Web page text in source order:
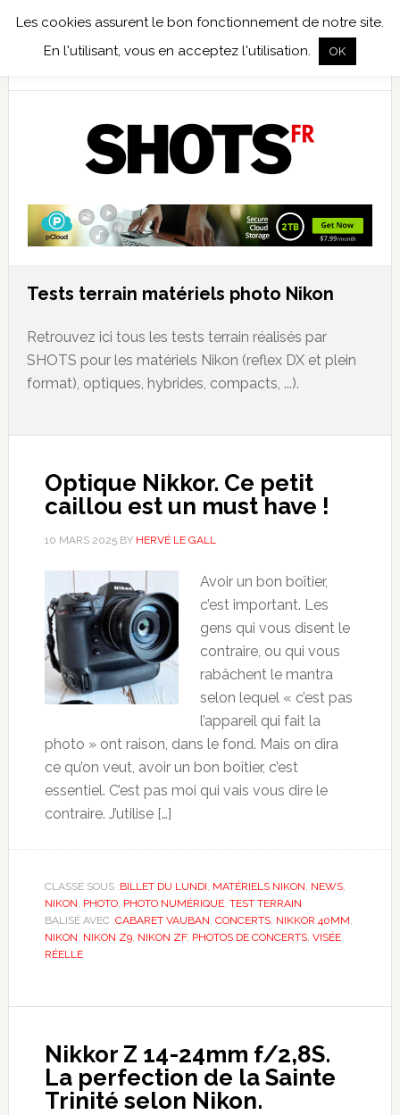
Tests terrain matériels photo Nikon
Retrouvez ici tous les tests terrain réalisés par
SHOTS pour les matériels Nikon (reflex DX et plein
format), optiques, hybrides, compacts, ...).
Optique Nikkor. Ce petit
caillou est un must have !
10 MARS 2025BY HERVÉ LE GALL
Avoir un bon boîtier,
c’est important. Les
gens qui vous disent le
contraire, ou qui vous
rabâchent le mantra
selon lequel « c’est pas
l’appareil qui fait la
photo » ont raison, dans le fond. Mais on dira
ce qu’on veut, avoir un bon boîtier, c’est
essentiel. C’est pas moi qui vais vous dire le
contraire. J’utilise […]
CLASSÉ SOUS :BILLET DU LUNDI MATÉRIELS NIKON NEWS,
NIKON PHOTO, PHOTO NUMÉRIQUE, TEST TERRAIN
BALISÉ AVEC :CABARET VAUBAN CONCERTS, NIKKOR 40MM
NIKON NIKON Z9, NIKON ZF, PHOTOS DE CONCERTS, VISÉE
RÉELLE
Nikkor Z 14-24mm f/2,8S.
La perfection de la Sainte
Trinité selon Nikon.
Les cookies assurent le bon fonctionnement de notre site.
En l'utilisant, vous en acceptez l'utilisation.
OK